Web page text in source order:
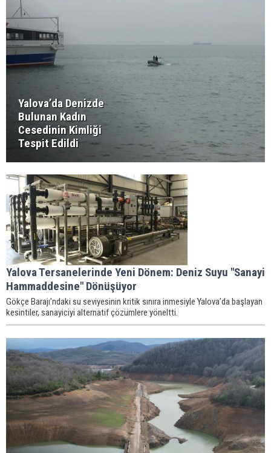
Yalova’da Denizde
Bulunan Kadın
Cesedinin Kimliği
Tespit Edildi
Yalova Tersanelerinde Yeni Dönem: Deniz Suyu "Sanayi
Hammaddesine" Dönüşüyor
Gökçe Barajı’ndaki su seviyesinin kritik sınıra inmesiyle Yalova’da başlayan
kesintiler, sanayiciyi alternatif çözümlere yöneltti.